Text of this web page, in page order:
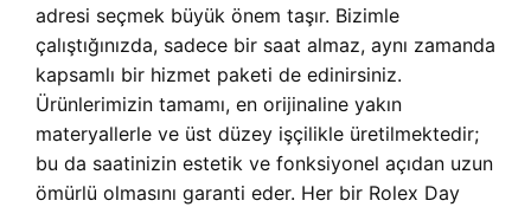
adresi seçmek büyük önem taşır. Bizimle
çalıştığınızda, sadece bir saat almaz, aynı zamanda
kapsamlı bir hizmet paketi de edinirsiniz.
Ürünlerimizin tamamı, en orijinaline yakın
materyallerle ve üst düzey işçilikle üretilmektedir;
bu da saatinizin estetik ve fonksiyonel açıdan uzun
ömürlü olmasını garanti eder. Her bir Rolex Day